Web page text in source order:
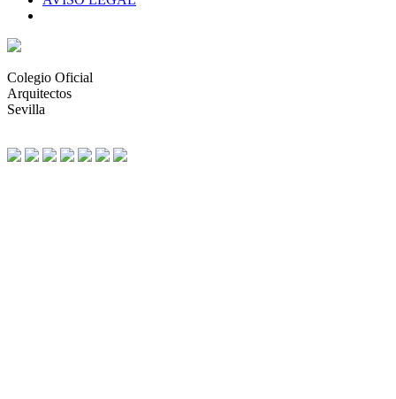
Colegio Oficial
Arquitectos
Sevilla